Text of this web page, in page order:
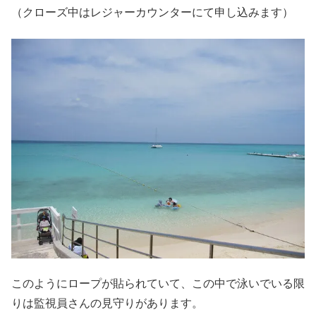
（クローズ中はレジャーカウンターにて申し込みます）
このようにロープが貼られていて、この中で泳いでいる限
りは監視員さんの見守りがあります。